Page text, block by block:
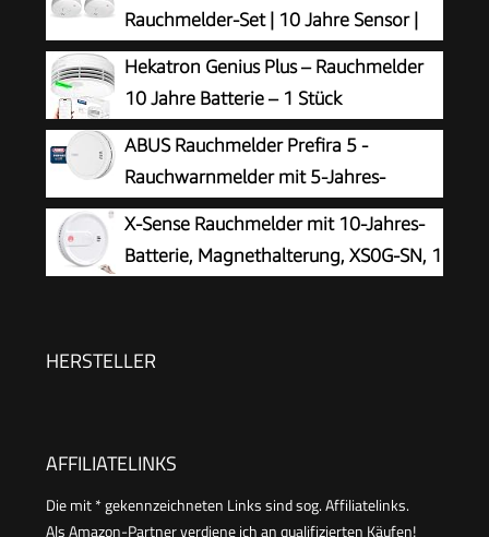
Rauchmelder-Set | 10 Jahre Sensor |
Entspricht der Europäischen Norm EN14604 |
Weiß | Set mit 4 Stück
Hekatron Genius Plus – Rauchmelder
10 Jahre Batterie – 1 Stück
ABUS Rauchmelder Prefira 5 -
Rauchwarnmelder mit 5-Jahres-
Batterie
X-Sense Rauchmelder mit 10-Jahres-
Batterie, Magnethalterung, XS0G-SN, 1
HERSTELLER
AFFILIATELINKS
Die mit * gekennzeichneten Links sind sog. Affiliatelinks.
Als Amazon-Partner verdiene ich an qualifizierten Käufen!